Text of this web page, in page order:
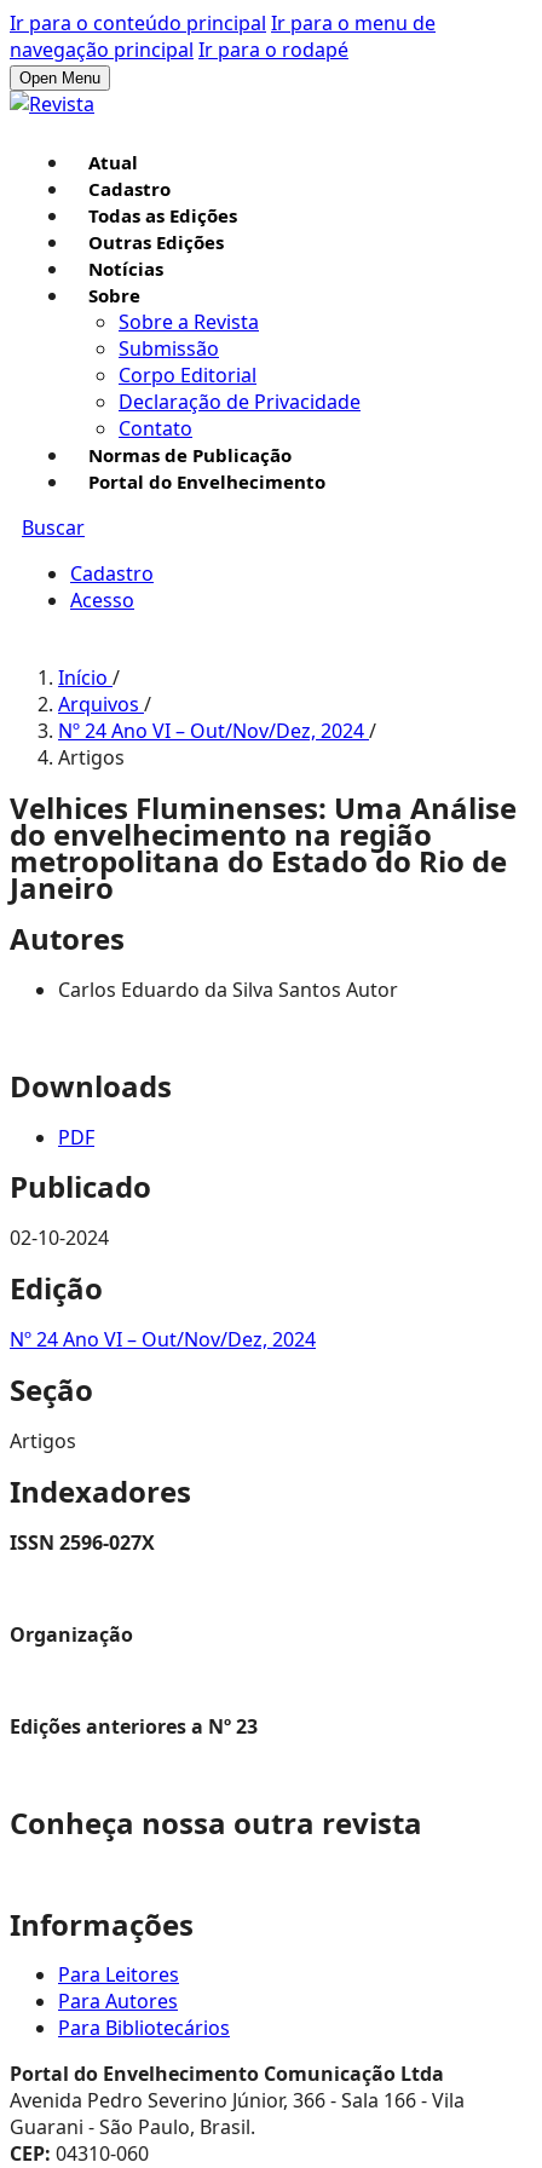
Ir para o conteúdo principal Ir para o menu de
navegação principal Ir para o rodapé
Open Menu
Atual
Cadastro
Todas as Edições
Outras Edições
Notícias
Sobre
Sobre a Revista
Submissão
Corpo Editorial
Declaração de Privacidade
Contato
Normas de Publicação
Portal do Envelhecimento
Buscar
Cadastro
Acesso
Início /
Arquivos /
Nº 24 Ano VI – Out/Nov/Dez, 2024/
Artigos
Velhices Fluminenses: Uma Análise
do envelhecimento na região
metropolitana do Estado do Rio de
Janeiro
Autores
Carlos Eduardo da Silva Santos Autor
Downloads
PDF
Publicado
02-10-2024
Edição
Nº 24 Ano VI – Out/Nov/Dez, 2024
Seção
Artigos
Indexadores
ISSN 2596-027X
Organização
Edições anteriores a Nº 23
Conheça nossa outra revista
Informações
Para Leitores
Para Autores
Para Bibliotecários
Portal do Envelhecimento Comunicação Ltda
Avenida Pedro Severino Júnior, 366 - Sala 166 - Vila
Guarani - São Paulo, Brasil.
CEP: 04310-060